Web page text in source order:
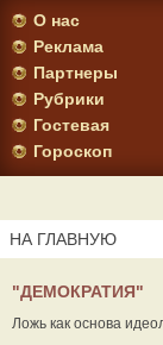
О нас
Реклама
Партнеры
Рубрики
Гостевая
Гороскоп
НА ГЛАВНУЮ
"ДЕМОКРАТИЯ"
Ложь как основа